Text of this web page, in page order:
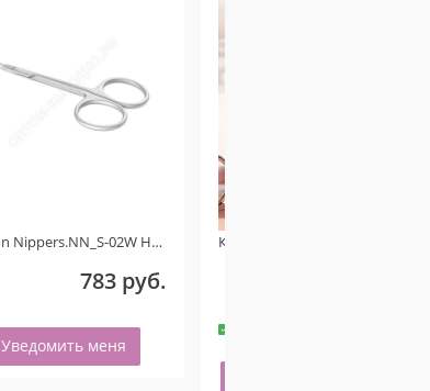
Nippon Nippers.NN_S-02W Ножницы для кутикулы. Изогнутые ручки. Длина 107 мм. Матовые Ручная заточка
783 руб.
Уведомить меня